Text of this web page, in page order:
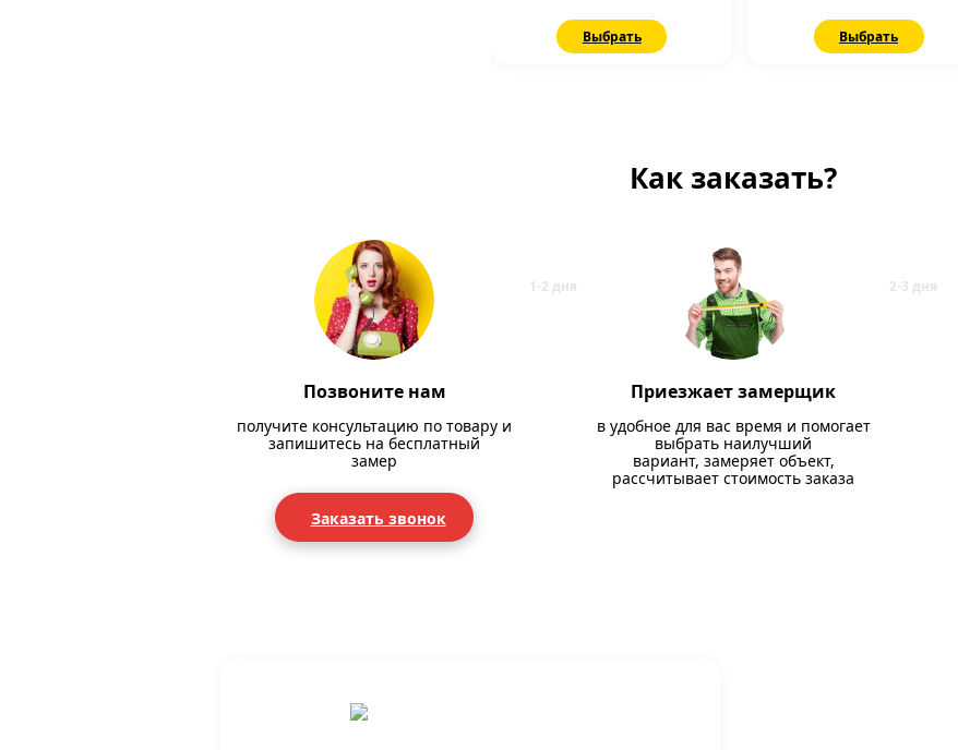
Выбрать Выбрать
Как заказать?
Позвоните нам
получите консультацию по товару и
запишитесь на бесплатный
замер
Заказать звонок
Приезжает замерщик
в удобное для вас время и помогает
выбрать наилучший
вариант, замеряет объект,
рассчитывает стоимость заказа